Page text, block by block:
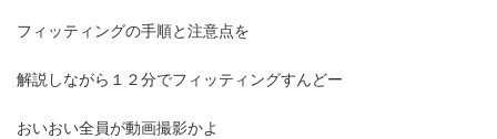
フィッティングの手順と注意点を
解説しながら１２分でフィッティングすんどー
おいおい全員が動画撮影かよ